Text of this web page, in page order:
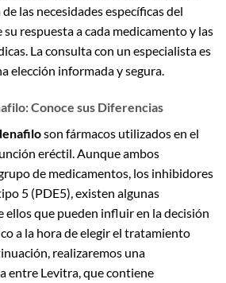
las necesidades específicas del
respuesta a cada medicamento y las
La consulta con un especialista es
elección informada y segura.
Conoce sus Diferencias
son fármacos utilizados en el
eréctil. Aunque ambos
de medicamentos, los inhibidores
5 (PDE5), existen algunas
ellos que pueden influir en la decisión
a la hora de elegir el tratamiento
realizaremos una
entre Levitra, que contiene